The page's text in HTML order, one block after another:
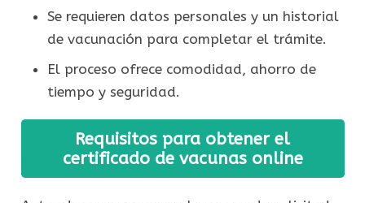
Se requieren datos personales y un historial
de vacunación para completar el trámite.
El proceso ofrece comodidad, ahorro de
tiempo y seguridad.
Requisitos para obtener el
certificado de vacunas online